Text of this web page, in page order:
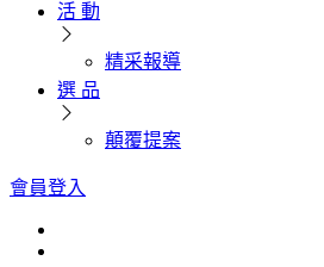
活 動
精采報導
選 品
顛覆提案
會員登入